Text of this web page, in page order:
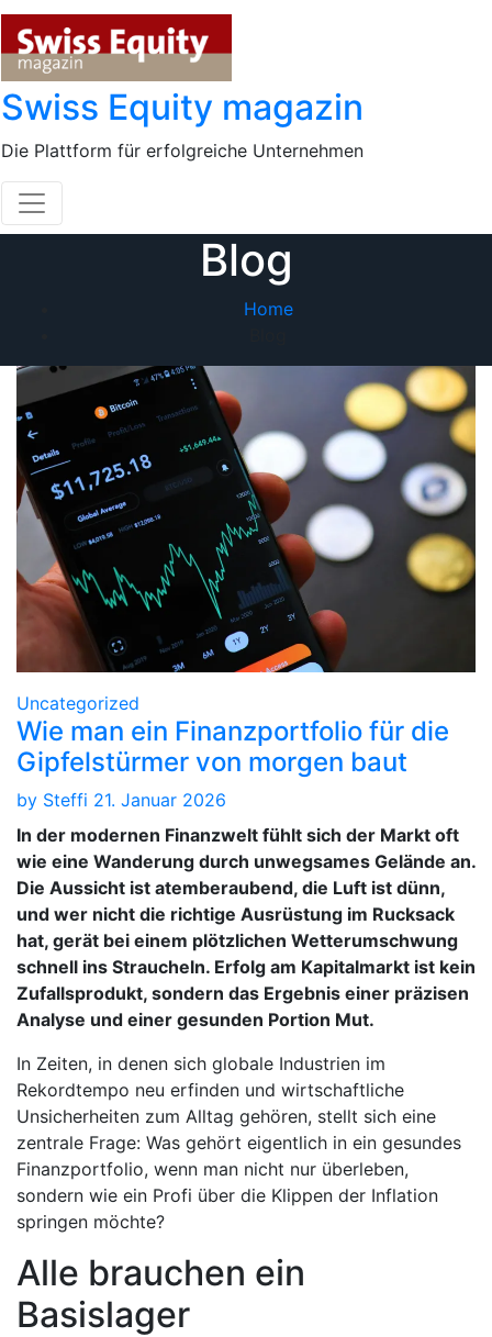
Skip
content
Swiss Equity magazin
Die Plattform für erfolgreiche Unternehmen
Blog
Home
Uncategorized
Wie man ein Finanzportfolio für die
Gipfelstürmer von morgen baut
by Steffi 21. Januar 2026
In der modernen Finanzwelt fühlt sich der Markt oft
wie eine Wanderung durch unwegsames Gelände an.
Die Aussicht ist atemberaubend, die Luft ist dünn,
und wer nicht die richtige Ausrüstung im Rucksack
hat, gerät bei einem plötzlichen Wetterumschwung
schnell ins Straucheln. Erfolg am Kapitalmarkt ist kein
Zufallsprodukt, sondern das Ergebnis einer präzisen
Analyse und einer gesunden Portion Mut.
In Zeiten, in denen sich globale Industrien im
Rekordtempo neu erfinden und wirtschaftliche
Unsicherheiten zum Alltag gehören, stellt sich eine
zentrale Frage: Was gehört eigentlich in ein gesundes
Finanzportfolio, wenn man nicht nur überleben,
sondern wie ein Profi über die Klippen der Inflation
springen möchte?
Alle brauchen ein
Basislager